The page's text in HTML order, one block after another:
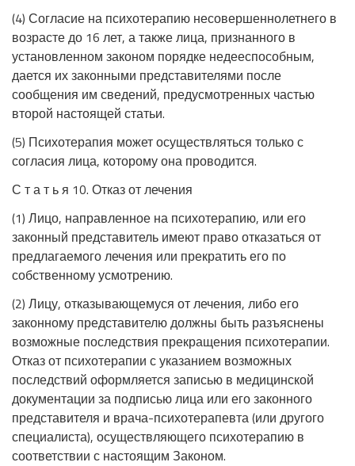
(4) Согласие на психотерапию несовершеннолетнего в
возрасте до 16 лет, а также лица, признанного в
установленном законом порядке недееспособным,
дается их законными представителями после
сообщения им сведений, предусмотренных частью
второй настоящей статьи.
(5) Психотерапия может осуществляться только с
согласия лица, которому она проводится.
С т а т ь я 10. Отказ от лечения
(1) Лицо, направленное на психотерапию, или его
законный представитель имеют право отказаться от
предлагаемого лечения или прекратить его по
собственному усмотрению.
(2) Лицу, отказывающемуся от лечения, либо его
законному представителю должны быть разъяснены
возможные последствия прекращения психотерапии.
Отказ от психотерапии с указанием возможных
последствий оформляется записью в медицинской
документации за подписью лица или его законного
представителя и врача-психотерапевта (или другого
специалиста), осуществляющего психотерапию в
соответствии с настоящим Законом.